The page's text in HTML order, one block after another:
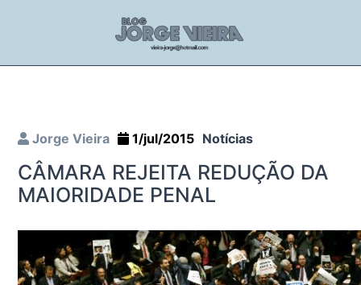
Jorge Vieira 1/jul/2015 Notícias
CÂMARA REJEITA REDUÇÃO DA
MAIORIDADE PENAL